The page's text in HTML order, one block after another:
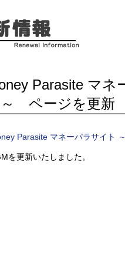
Parasite マ
ページを更新
Parasite マネーパラサイト
を更新いたしました。